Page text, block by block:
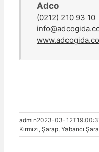
Adco
(0212) 210 93 10
admin2023-03-
Kırmızı, Şarap, Yabancı